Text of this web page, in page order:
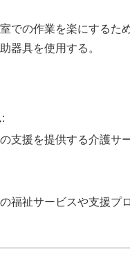
での作業を楽にするた
器具を使用する。
:
支援を提供する介護サ
福祉サービスや支援プ